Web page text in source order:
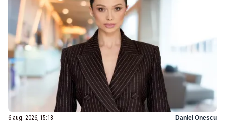
6 aug. 2026, 15:18 Daniel Onescu